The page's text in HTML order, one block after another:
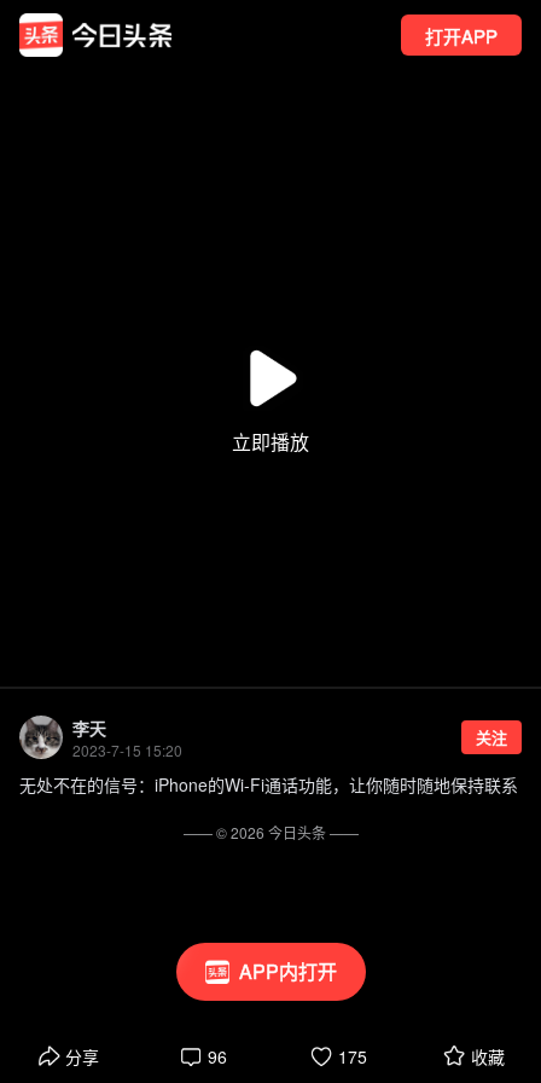
打开APP
APP内打开
李天
2023-7-15 15:20
关注
无处不在的信号：iPhone的Wi-Fi通话功能，让你随时随地保持联系
分享 96 175 收藏
—— ©2026 今日头条——